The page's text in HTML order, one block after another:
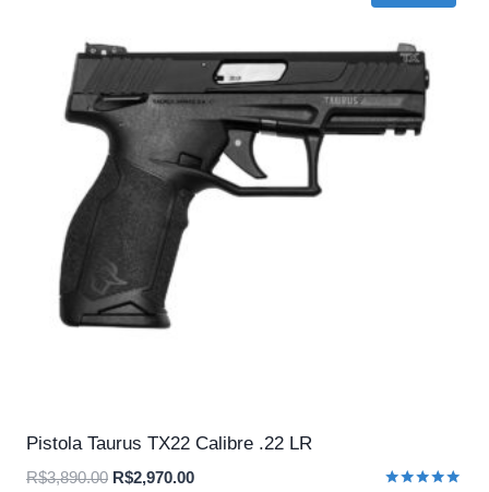
Pistola Taurus TX22 Calibre .22 LR
R$3,890.00 O
R$2,970.00O